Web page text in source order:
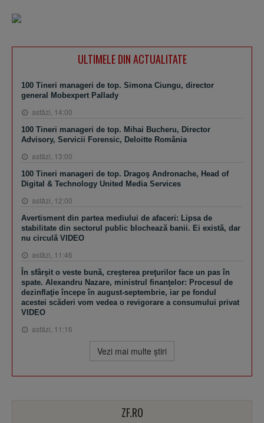
ULTIMELE DIN ACTUALITATE
100 Tineri manageri de top. Simona Ciungu, director
general Mobexpert Pallady
astăzi, 14:00
100 Tineri manageri de top. Mihai Bucheru, Director
Advisory, Servicii Forensic, Deloitte România
astăzi, 13:00
100 Tineri manageri de top. Dragoş Andronache, Head of
Digital & Technology United Media Services
astăzi, 12:00
Avertisment din partea mediului de afaceri: Lipsa de
stabilitate din sectorul public blochează banii. Ei există, dar
nu circulă VIDEO
astăzi, 11:46
În sfârşit o veste bună, creşterea preţurilor face un pas în
spate. Alexandru Nazare, ministrul finanţelor: Procesul de
dezinflaţie începe în august-septembrie, iar pe fondul
acestei scăderi vom vedea o revigorare a consumului privat
VIDEO
astăzi, 11:16
Vezi mai multe ştiri
ZF.RO